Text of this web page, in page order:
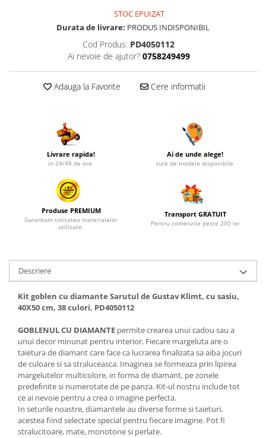
STOC EPUIZAT
Durata de livrare: PRODUS INDISPONIBIL
Cod Produs: PD4050112
Ai nevoie de ajutor? 0758249499
Adauga la Favorite Cere informatii
Livrare rapida!
in 24/48 de ore.
Ai de unde alege!
sute de modele disponibile.
Produse PREMIUM
Garantam calitatea materialelor
utilizate.
Transport GRATUIT
Pentru comenzile peste 200 lei
Descriere
Kit goblen cu diamante Sarutul de Gustav Klimt, cu sasiu,
40X50 cm, 38 culori, PD4050112
GOBLENUL CU DIAMANTE permite crearea unui cadou sau a
unui decor minunat pentru interior. Fiecare margeluta are o
taietura de diamant care face ca lucrarea finalizata sa aiba jocuri
de culoare si sa straluceasca. Imaginea se formeaza prin lipirea
margelutelor multicolore, in forma de diamant, pe zonele
predeﬁnite si numerotate de pe panza. Kit-ul nostru include tot
ce ai nevoie pentru a crea o imagine perfecta.
In seturile noastre, diamantele au diverse forme si taieturi,
acestea fiind selectate special pentru fiecare imagine. Pot fi
stralucitoare, mate, monotone si perlate.